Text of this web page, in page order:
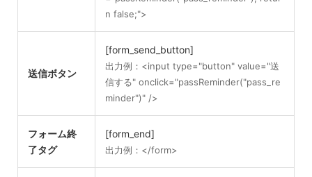
n false;">
送信ボタン
[form_send_button]
出力例：<input type="button" value="送
信する" onclick="passReminder("pass_re
minder")" />
フォーム終
了タグ
[form_end]
出力例：</form>